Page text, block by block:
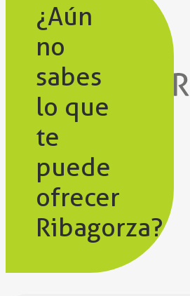
¿Aún
no
sabes
lo que
te
puede
ofrecer
Ribagorza?